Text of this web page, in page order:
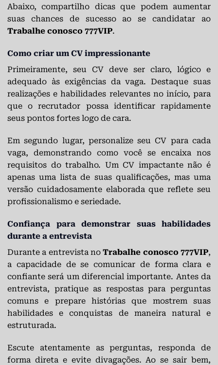
Abaixo, compartilho dicas que podem aumentar
suas chances de sucesso ao se candidatar ao
Trabalhe conosco 777VIP.
Como criar um CV impressionante
Primeiramente, seu CV deve ser claro, lógico e
adequado às exigências da vaga. Destaque suas
realizações e habilidades relevantes no início, para
que o recrutador possa identificar rapidamente
seus pontos fortes logo de cara.
Em segundo lugar, personalize seu CV para cada
vaga, demonstrando como você se encaixa nos
requisitos do trabalho. Um CV impactante não é
apenas uma lista de suas qualificações, mas uma
versão cuidadosamente elaborada que reflete seu
profissionalismo e seriedade.
Confiança para demonstrar suas habilidades
durante a entrevista
Durante a entrevista noTrabalhe conosco 777VIP,
a capacidade de se comunicar de forma clara e
confiante será um diferencial importante. Antes da
entrevista, pratique as respostas para perguntas
comuns e prepare histórias que mostrem suas
habilidades e conquistas de maneira natural e
estruturada.
Escute atentamente as perguntas, responda de
forma direta e evite divagações. Ao se sair bem,